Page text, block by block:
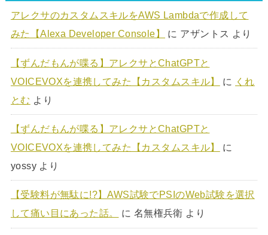
アレクサのカスタムスキルをAWS Lambdaで作成して
みた【Alexa Developer Console】
に アザントス より
【ずんだもんが喋る】アレクサとChatGPTと
VOICEVOXを連携してみた【カスタムスキル】
に
くれ
とむ より
【ずんだもんが喋る】アレクサとChatGPTと
VOICEVOXを連携してみた【カスタムスキル】
に
yossyより
【受験料が無駄に!?】AWS試験でPSIのWeb試験を選択
して痛い目にあった話。
に 名無権兵衛 より